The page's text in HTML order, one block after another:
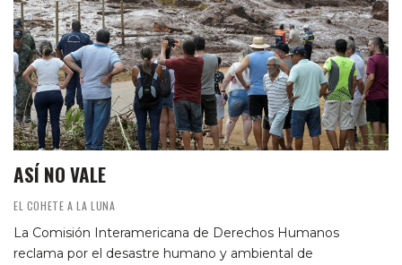
ASÍ NO VALE
EL COHETE A LA LUNA
La Comisión Interamericana de Derechos Humanos
reclama por el desastre humano y ambiental de